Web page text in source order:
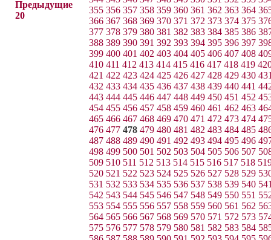
Предыдущие
20
355 356 357 358 359 360 361 362 363 364
366 367 368 369 370 371 372 373 374 375
377 378 379 380 381 382 383 384 385 386
388 389 390 391 392 393 394 395 396 397
399 400 401 402 403 404 405 406 407 408
410 411 412 413 414 415 416 417 418 419
421 422 423 424 425 426 427 428 429 430
432 433 434 435 436 437 438 439 440 441
443 444 445 446 447 448 449 450 451 452
454 455 456 457 458 459 460 461 462 463
465 466 467 468 469 470 471 472 473 474
476 477 478 479 480 481 482 483 484 485
487 488 489 490 491 492 493 494 495 496
498 499 500 501 502 503 504 505 506 507
509 510 511 512 513 514 515 516 517 518
520 521 522 523 524 525 526 527 528 529
531 532 533 534 535 536 537 538 539 540
542 543 544 545 546 547 548 549 550 551
553 554 555 556 557 558 559 560 561 562
564 565 566 567 568 569 570 571 572 573
575 576 577 578 579 580 581 582 583 584